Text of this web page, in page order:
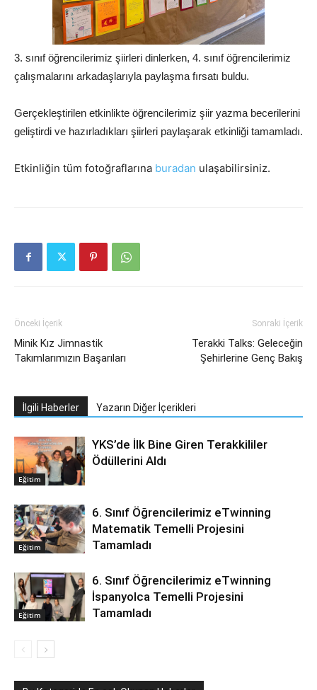
3. sınıf öğrencilerimiz şiirleri dinlerken, 4. sınıf öğrencilerimiz
çalışmalarını arkadaşlarıyla paylaşma fırsatı buldu.
Gerçekleştirilen etkinlikte öğrencilerimiz şiir yazma becerilerini
geliştirdi ve hazırladıkları şiirleri paylaşarak etkinliği tamamladı.
Etkinliğin tüm fotoğraflarına buradan ulaşabilirsiniz.
Önceki İçerik
Minik Kız Jimnastik
Takımlarımızın Başarıları
Sonraki İçerik
Terakki Talks: Geleceğin
Şehirlerine Genç Bakış
İlgili Haberler Yazarın Diğer İçerikleri
Eğitim
YKS’de İlk Bine Giren Terakkililer
Ödüllerini Aldı
Eğitim
6. Sınıf Öğrencilerimiz eTwinning
Matematik Temelli Projesini
Tamamladı
Eğitim
6. Sınıf Öğrencilerimiz eTwinning
İspanyolca Temelli Projesini
Tamamladı